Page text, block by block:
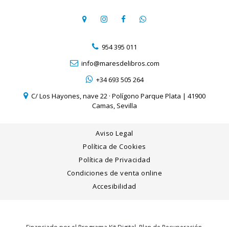
954 395 011
info@maresdelibros.com
+34 693 505 264
C/ Los Hayones, nave 22 · Polígono Parque Plata | 41900
Camas, Sevilla
Aviso Legal
Política de Cookies
Política de Privacidad
Condiciones de venta online
Accesibilidad